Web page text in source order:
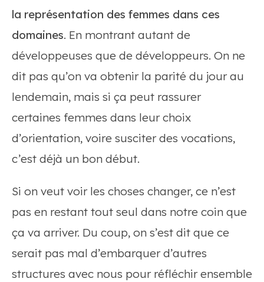
la représentation des femmes dans ces
domaines. En montrant autant de
développeuses que de développeurs. On ne
dit pas qu’on va obtenir la parité du jour au
lendemain, mais si ça peut rassurer
certaines femmes dans leur choix
d’orientation, voire susciter des vocations,
c’est déjà un bon début.
Si on veut voir les choses changer, ce n’est
pas en restant tout seul dans notre coin que
ça va arriver. Du coup, on s’est dit que ce
serait pas mal d’embarquer d’autres
structures avec nous pour réfléchir ensemble